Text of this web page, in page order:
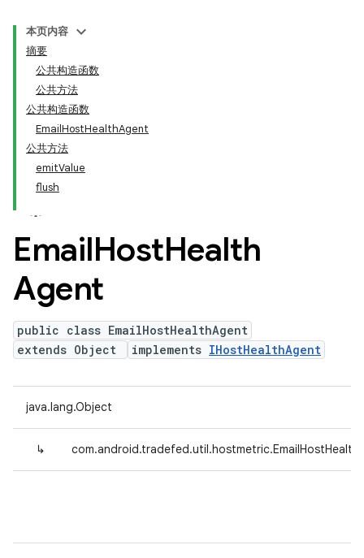
本页内容
摘要
公共构造函数
公共方法
公共构造函数
EmailHostHealthAgent
公共方法
emitValue
flush
EmailHostHealth
Agent
public class EmailHostHealthAgent
extends Object
implements IHostHealthAgent
java.lang.Object
↳